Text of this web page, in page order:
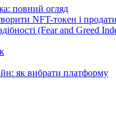
повний огляд
NFT-токен і
(Fear and Greed
як вибрати платформу